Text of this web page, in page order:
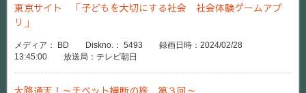
東京サイト 「子どもを大切にする社会 社会体験ゲームアプ
リ」
メディア： BD Diskno.： 5493 録画日時：2024/02/28
13:45:00 放送局：テレビ朝日
大路通天！～チベット横断の旅 第３回～